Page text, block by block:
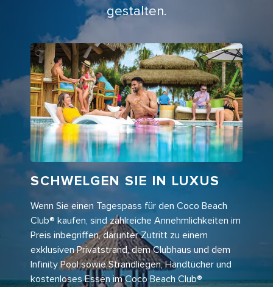
gestalten.
SCHWELGEN SIE IN LUXUS
Wenn Sie einen Tagespass für den Coco Beach
Club® kaufen, sind zahlreiche Annehmlichkeiten im
Preis inbegriffen, darunter Zutritt zu einem
exklusiven Privatstrand, dem Clubhaus und dem
Infinity Pool sowie Strandliegen, Handtücher und
kostenloses Essen im Coco Beach Club®